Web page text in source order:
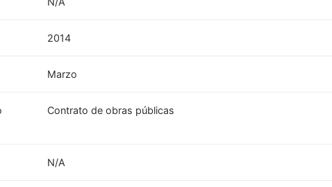
2014
Marzo
Contrato de obras públicas
N/A